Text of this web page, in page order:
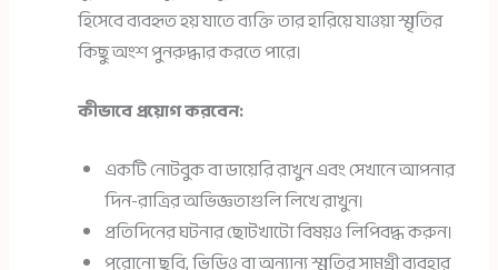
হিসেবে ব্যবহৃত হয় যাতে ব্যক্তি তার হারিয়ে যাওয়া স্মৃতির
কিছু অংশ পুনরুদ্ধার করতে পারে।
কীভাবে প্রয়োগ করবেন:
একটি নোটবুক বা ডায়েরি রাখুন এবং সেখানে আপনার
দিন-রাত্রির অভিজ্ঞতাগুলি লিখে রাখুন।
প্রতিদিনের ঘটনার ছোটখাটো বিষয়ও লিপিবদ্ধ করুন।